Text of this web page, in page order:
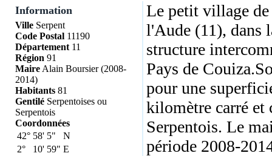
Information
VilleSerpent
Code Postal11190
Département11
Région 91
MaireAlain Boursier (2008-
2014)
Habitants81
GentiléSerpentoises ou
Serpentois
Coordonnées
42° 58' 5"
N
2°
10' 59" E
Le petit village
l'Aude (11), dans
structure
Pays de
pour une
kilomètre carré et
Serpentois. Le
période 2008-